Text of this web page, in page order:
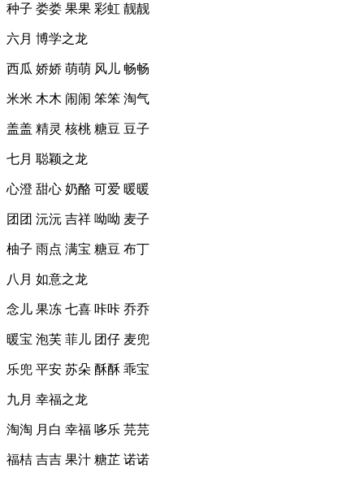
种子 娄娄 果果 彩虹 靓靓
六月 博学之龙
西瓜 娇娇 萌萌 风儿 畅畅
米米 木木 闹闹 笨笨 淘气
盖盖 精灵 核桃 糖豆 豆子
七月 聪颖之龙
心澄 甜心 奶酪 可爱 暖暖
团团 沅沅 吉祥 呦呦 麦子
柚子 雨点 满宝 糖豆 布丁
八月 如意之龙
念儿 果冻 七喜 咔咔 乔乔
暖宝 泡芙 菲儿 团仔 麦兜
乐兜 平安 苏朵 酥酥 乖宝
九月 幸福之龙
淘淘 月白 幸福 哆乐 芫芫
福桔 吉吉 果汁 糖芷 诺诺